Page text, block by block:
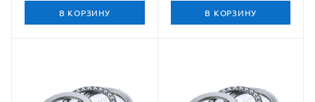
В КОРЗИНУ В КОРЗИНУ